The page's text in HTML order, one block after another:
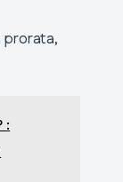
prorata,
: